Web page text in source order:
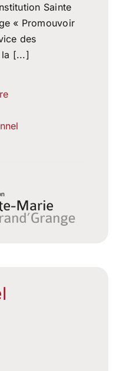
Sainte
« Promouvoir
des
la [...]